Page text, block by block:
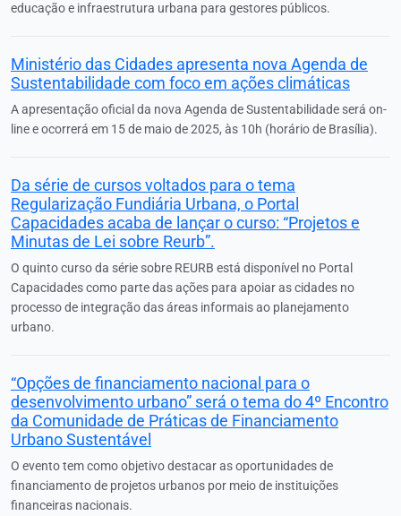
educação e infraestrutura urbana para gestores públicos.
Ministério das Cidades apresenta nova Agenda de
Sustentabilidade com foco em ações climáticas
A apresentação oficial da nova Agenda de Sustentabilidade será on-
line e ocorrerá em 15 de maio de 2025, às 10h (horário de Brasília).
Da série de cursos voltados para o tema
Regularização Fundiária Urbana, o Portal
Capacidades acaba de lançar o curso: “Projetos e
Minutas de Lei sobre Reurb”.
O quinto curso da série sobre REURB está disponível no Portal
Capacidades como parte das ações para apoiar as cidades no
processo de integração das áreas informais ao planejamento
urbano.
“Opções de financiamento nacional para o
desenvolvimento urbano” será o tema do 4º Encontro
da Comunidade de Práticas de Financiamento
Urbano Sustentável
O evento tem como objetivo destacar as oportunidades de
financiamento de projetos urbanos por meio de instituições
financeiras nacionais.